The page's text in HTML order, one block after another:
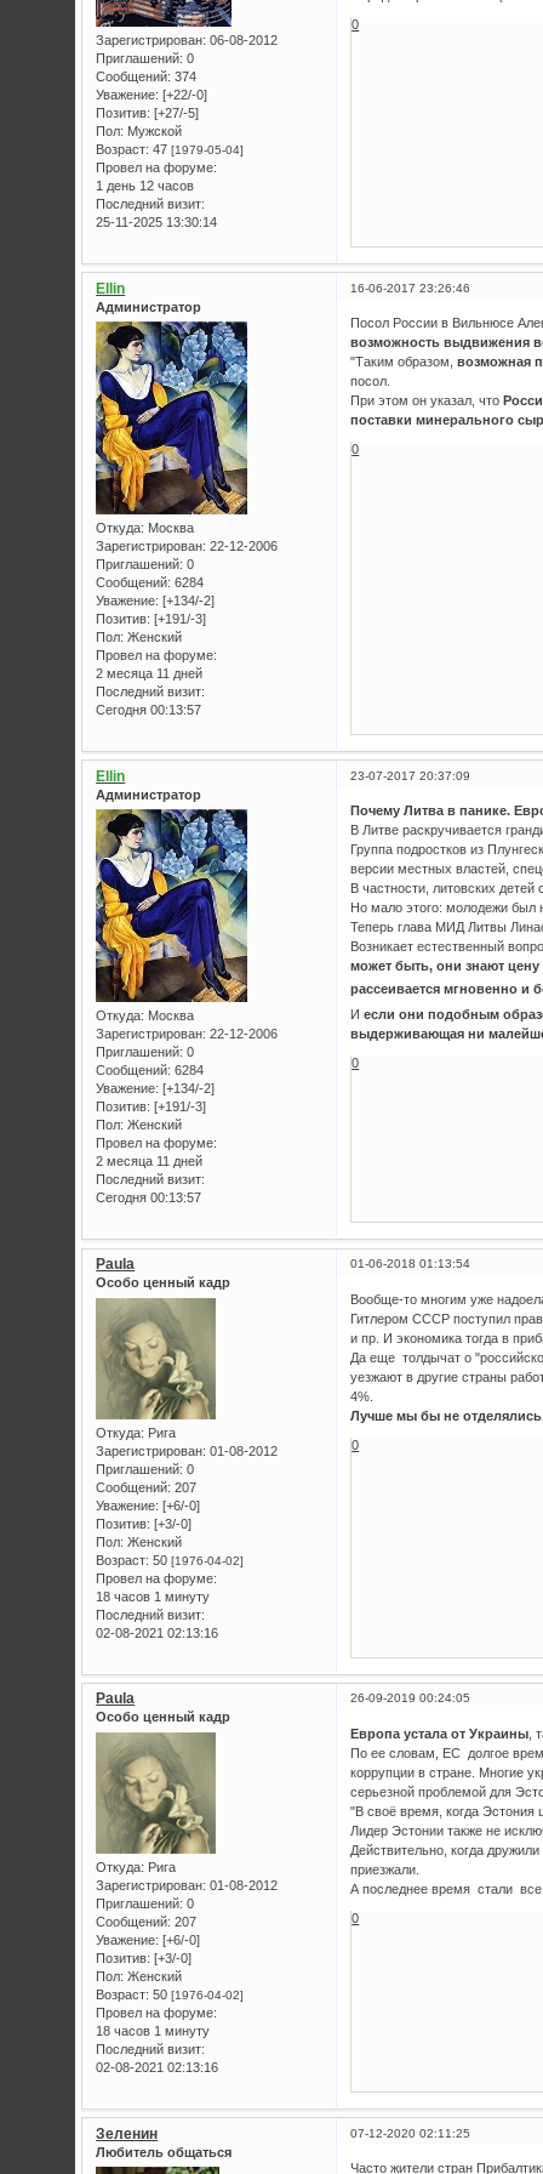
Зарегистрирован: 06-08-2012
Приглашений: 0
Сообщений: 374
Уважение: [+22/-0]
Позитив: [+27/-5]
Пол: Мужской
Возраст: 47[1979-05-04]
Провел на форуме:
1 день 12 часов
Последний визит:
25-11-2025 13:30:14
0
16-06-2017 23:26:46
Ellin
Администратор
Откуда: Москва
Зарегистрирован: 22-12-2006
Приглашений: 0
Сообщений: 6284
Уважение: [+134/-2]
Позитив: [+191/-3]
Пол: Женский
Провел на форуме:
2 месяца 11 дней
Последний визит:
Сегодня 00:13:57
Посол России в Вильнюсе
возможность выдвижения
"Таким образом,возможная
посол.
При этом он указал, что
поставки минерального
0
23-07-2017 20:37:09
Ellin
Администратор
Откуда: Москва
Зарегистрирован: 22-12-2006
Приглашений: 0
Сообщений: 6284
Уважение: [+134/-2]
Позитив: [+191/-3]
Пол: Женский
Провел на форуме:
2 месяца 11 дней
Последний визит:
Сегодня 00:13:57
Почему Литва в панике.
В Литве раскручивается
Группа подростков из
версии местных властей,
В частности, литовских
Но мало этого: молодежи был
Теперь глава МИД Литвы
Возникает естественный
может быть, они знают цену
рассеивается мгновенно и
Иесли они подобным
выдерживающая ни
0
01-06-2018 01:13:54
Paula
Особо ценный кадр
Откуда: Рига
Зарегистрирован: 01-08-2012
Приглашений: 0
Сообщений: 207
Уважение: [+6/-0]
Позитив: [+3/-0]
Пол: Женский
Возраст: 50[1976-04-02]
Провел на форуме:
18 часов 1 минуту
Последний визит:
02-08-2021 02:13:16
Вообще-то многим уже
Гитлером СССР поступил
и пр. И экономика тогда в
Да еще толдычат о
уезжают в другие страны
4%.
Лучше мы бы не
0
26-09-2019 00:24:05
Paula
Особо ценный кадр
Откуда: Рига
Зарегистрирован: 01-08-2012
Приглашений: 0
Сообщений: 207
Уважение: [+6/-0]
Позитив: [+3/-0]
Пол: Женский
Возраст: 50[1976-04-02]
Провел на форуме:
18 часов 1 минуту
Последний визит:
02-08-2021 02:13:16
Европа устала от Украины ,
По ее словам, ЕС долгое
коррупции в стране. Многие
серьезной проблемой для
"В своё время, когда Эстония
Лидер Эстонии также не
Действительно, когда
приезжали.
А последнее время стали
0
07-12-2020 02:11:25
Зеленин
Любитель общаться
Часто жители стран